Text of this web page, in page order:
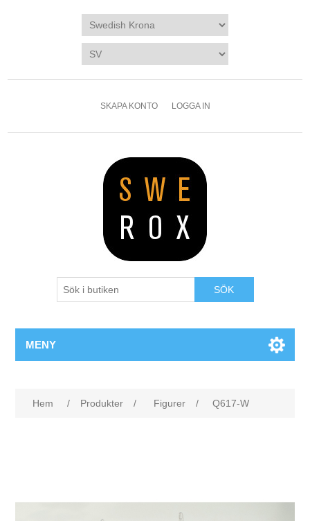
SKAPA KONTO LOGGA IN
SÖK
MENY
Hem / Produkter / Figurer / Q617-W